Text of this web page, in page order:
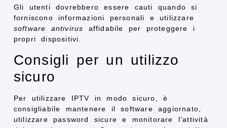
Gli utenti dovrebbero essere cauti quando si
forniscono informazioni personali e utilizzare
software antivirus affidabile per proteggere i
propri dispositivi.
Consigli per un utilizzo
sicuro
Per utilizzare IPTV in modo sicuro, è
consigliabile mantenere il software aggiornato,
utilizzare password sicure e monitorare l’attività